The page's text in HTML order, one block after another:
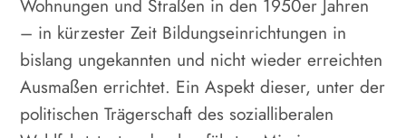
Wohnungen und Straßen in den 1950er Jahren
– in kürzester Zeit Bildungseinrichtungen in
bislang ungekannten und nicht wieder erreichten
Ausmaßen errichtet. Ein Aspekt dieser, unter der
politischen Trägerschaft des sozialliberalen